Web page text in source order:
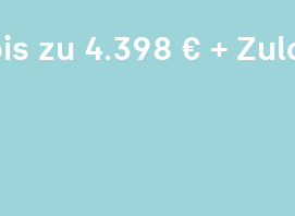
4.398 € +